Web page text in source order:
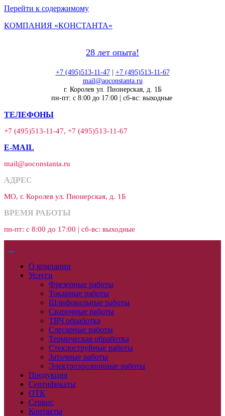
Перейти к содержимому
КОМПАНИЯ «КОНСТАНТА»
28 лет опыта!
+7 (495)513-11-47| +7 (495)513-11-67
mail@aoconstanta.ru
г. Королев ул. Пионерская, д. 1Б
пн-пт: с 8:00 до 17:00 | сб-вс: выходные
ТЕЛЕФОНЫ
+7 (495)513-11-47, +7 (495)513-11-67
E-MAIL
mail@aoconstanta.ru
АДРЕС
МО, г. Королев ул. Пионерская, д. 1Б
ВРЕМЯ РАБОТЫ
пн-пт: с 8:00 до 17:00 | сб-вс: выходные
О компании
Услуги
Фрезерные работы
Токарные работы
Шлифовальные работы
Сварочные работы
ТВЧ обработка
Слесарные работы
Термическая обработка
Стеклоструйные работы
Заточные работы
Электроэрозионные работы
Продукция
Сертификаты
ОТК
Сервис
Контакты